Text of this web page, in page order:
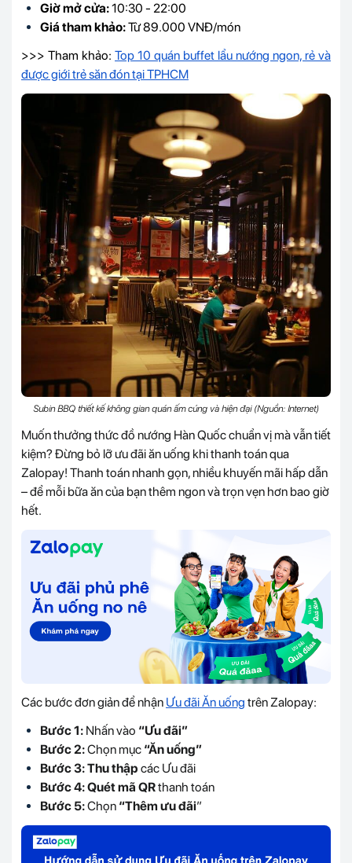
Giờ mở cửa:10:30 - 22:00
Giá tham khảo:Từ 89.000 VNĐ/món
>>> Tham khảo: Top 10 quán buffet lẩu nướng ngon, rẻ và
được giới trẻ săn đón tại TPHCM
Subin BBQ thiết kế không gian quán ấm cúng và hiện đại (Nguồn: Internet)
Muốn thưởng thức đồ nướng Hàn Quốc chuẩn vị mà vẫn tiết
kiệm? Đừng bỏ lỡ ưu đãi ăn uống khi thanh toán qua
Zalopay! Thanh toán nhanh gọn, nhiều khuyến mãi hấp dẫn
– để mỗi bữa ăn của bạn thêm ngon và trọn vẹn hơn bao giờ
hết.
Các bước đơn giản để nhận Ưu đãi Ăn uống trên Zalopay:
Bước 1: Nhấn vào “Ưu đãi”
Bước 2:Chọn mục “Ăn uống”
Bước 3: Thu thập các Ưu đãi
Bước 4:Quét mã QRthanh toán
Bước 5:Chọn “Thêm ưu đãi”